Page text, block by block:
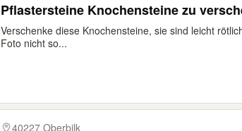
Pflastersteine Knochensteine zu
Verschenke diese Knochensteine, sie sind leicht
Foto nicht so...
40227 Oberbilk